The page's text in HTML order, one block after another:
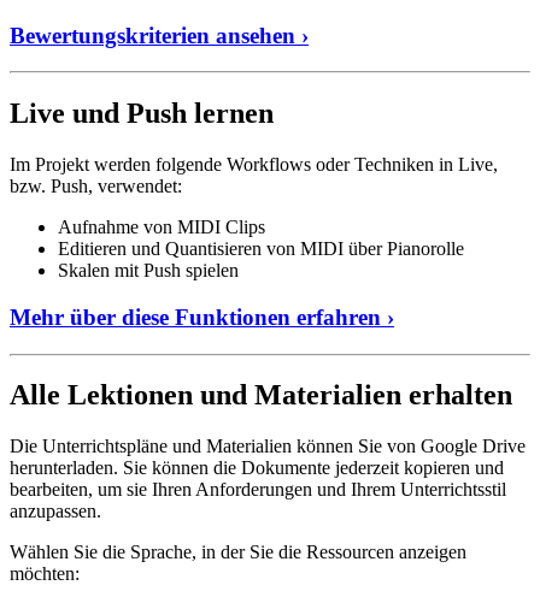
Bewertungskriterien ansehen ›
Live und Push lernen
Im Projekt werden folgende Workflows oder Techniken in Live,
bzw. Push, verwendet:
Aufnahme von MIDI Clips
Editieren und Quantisieren von MIDI über Pianorolle
Skalen mit Push spielen
Mehr über diese Funktionen erfahren ›
Alle Lektionen und Materialien erhalten
Die Unterrichtspläne und Materialien können Sie von Google Drive
herunterladen. Sie können die Dokumente jederzeit kopieren und
bearbeiten, um sie Ihren Anforderungen und Ihrem Unterrichtsstil
anzupassen.
Wählen Sie die Sprache, in der Sie die Ressourcen anzeigen
möchten: